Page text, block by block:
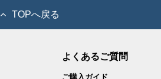
TOPへ戻る
よくあるご質問
ご購入ガイド